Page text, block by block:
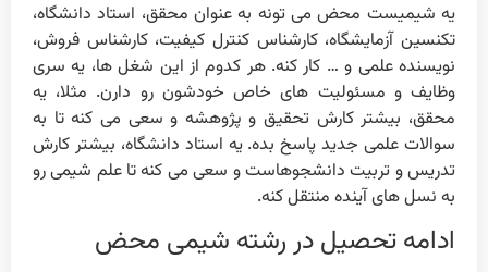
یه شیمیست محض می تونه به عنوان محقق، استاد دانشگاه،
تکنسین آزمایشگاه، کارشناس کنترل کیفیت، کارشناس فروش،
نویسنده علمی و … کار کنه. هر کدوم از این شغل ها، یه سری
وظایف و مسئولیت های خاص خودشون رو دارن. مثلا، یه
محقق، بیشتر کارش تحقیق و پژوهشه و سعی می کنه تا به
سوالات علمی جدید پاسخ بده. یه استاد دانشگاه، بیشتر کارش
تدریس و تربیت دانشجوهاست و سعی می کنه تا علم شیمی رو
به نسل های آینده منتقل کنه.
ادامه تحصیل در رشته شیمی محض